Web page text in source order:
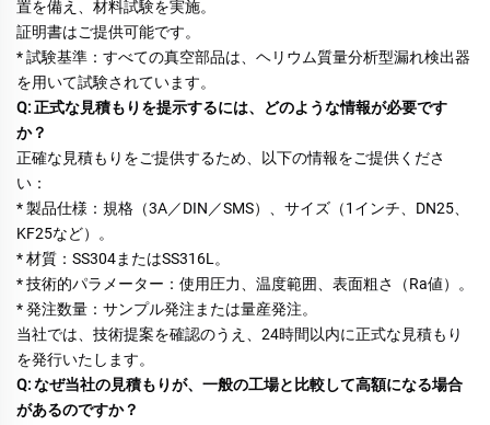
置を備え、材料試験を実施。
証明書はご提供可能です。
* 試験基準：すべての真空部品は、ヘリウム質量分析型漏れ検出器
を用いて試験されています。
Q: 正式な見積もりを提示するには、どのような情報が必要です
か？
正確な見積もりをご提供するため、以下の情報をご提供くださ
い：
* 製品仕様：規格（3A／DIN／SMS）、サイズ（1インチ、DN25、
KF25など）。
* 材質：SS304またはSS316L。
* 発注数量：サンプル発注または量産発注。
当社では、技術提案を確認のうえ、24時間以内に正式な見積もり
を発行いたします。
Q: なぜ当社の見積もりが、一般の工場と比較して高額になる場合
があるのですか？